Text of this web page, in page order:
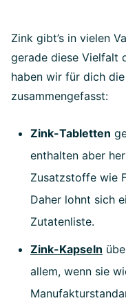
Zink gibt’s in vielen
gerade diese Vielfalt
haben wir für dich
zusammengefasst:
Zink-Tabletten
enthalten aber
Zusatzstoffe wie
Daher lohnt sich
Zutatenliste.
Zink-Kapseln
allem, wenn sie